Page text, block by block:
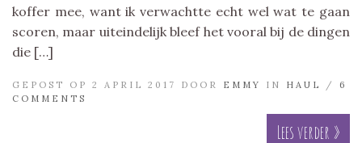
koffer mee, want ik verwachtte echt wel wat te gaan
scoren, maar uiteindelijk bleef het vooral bij de dingen
die […]
GEPOST OP 2 APRIL 2017 DOOR EMMY IN HAUL / 6
COMMENTS
Lees verder »